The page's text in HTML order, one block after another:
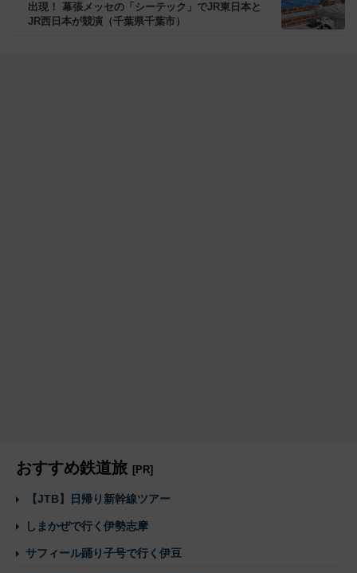
出現！ 幕張メッセの「シーテック」でJR東日本と
JR西日本が競演（千葉県千葉市）
おすすめ鉄道旅 [PR]
【JTB】日帰り新幹線ツアー
しまかぜで行く伊勢志摩
サフィール踊り子号で行く伊豆